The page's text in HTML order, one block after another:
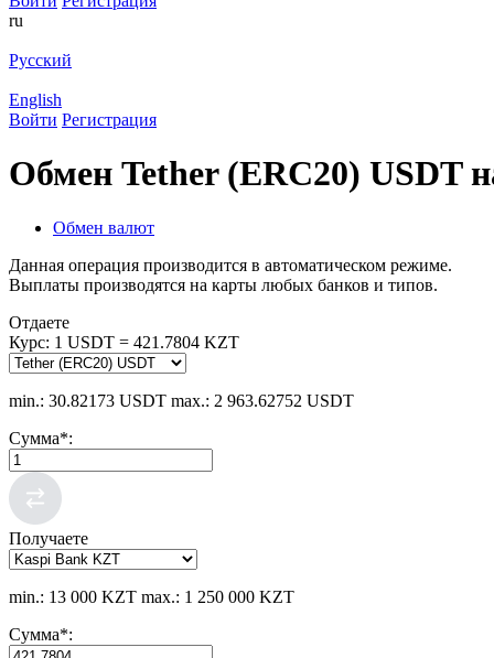
ru
Русский
English
Войти Регистрация
Обмен Tether (ERC20) USDT
Обмен валют
Данная операция производится в автоматическом режиме.
Выплаты производятся на карты любых банков и типов.
Отдаете
Курс: 1 USDT = 421.7804 KZT
min.: 30.82173 USDT max.: 2 963.62752 USDT
Сумма*:
Получаете
min.: 13 000 KZT max.: 1 250 000 KZT
Сумма*: